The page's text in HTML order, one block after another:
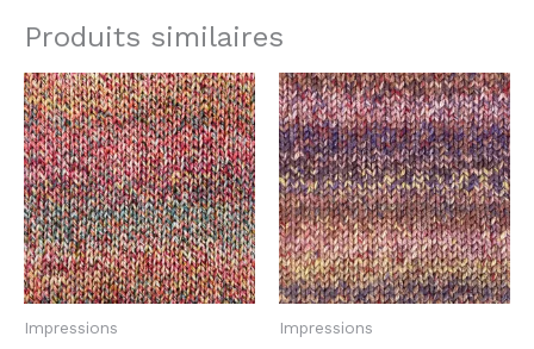
Produits similaires
Impressions Impressions